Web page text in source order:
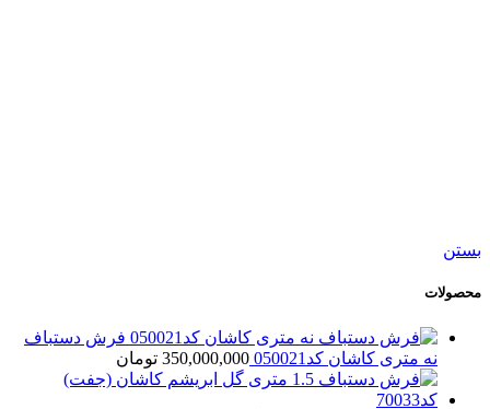
بستن
محصولات
فرش دستباف
نه متری کاشان کد050021
350,000,000 تومان